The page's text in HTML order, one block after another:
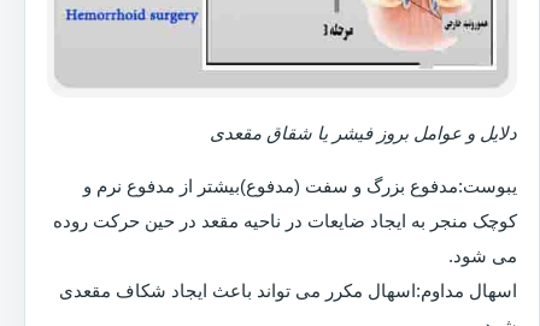
دلایل و عوامل بروز فیشر یا شقاق مقعدی
یبوست:مدفوع بزرگ و سفت (مدفوع)بیشتر از مدفوع نرم و
کوچک منجر به ایجاد ضایعات در ناحیه مقعد در حین حرکت روده
می شود.
اسهال مداوم:اسهال مکرر می تواند باعث ایجاد شکاف مقعدی